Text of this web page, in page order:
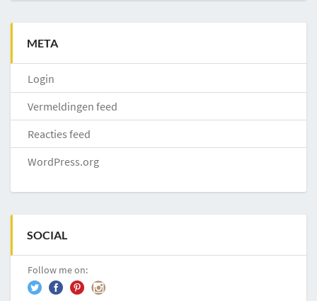
META
Login
Vermeldingen feed
Reacties feed
WordPress.org
SOCIAL
Follow me on: